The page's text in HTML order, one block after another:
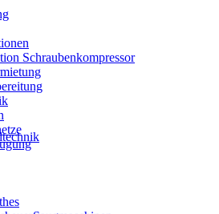
Schraubenkompressor